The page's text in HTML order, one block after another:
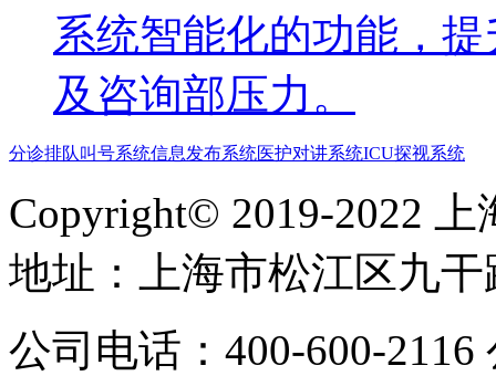
系统智能化的功能，
及咨询部压力。
分诊排队叫号系统信息发布系统医护对讲系统ICU探视系统
Copyright© 2019-2022
地址​：上海市松江区九干
公司电话：400-600-